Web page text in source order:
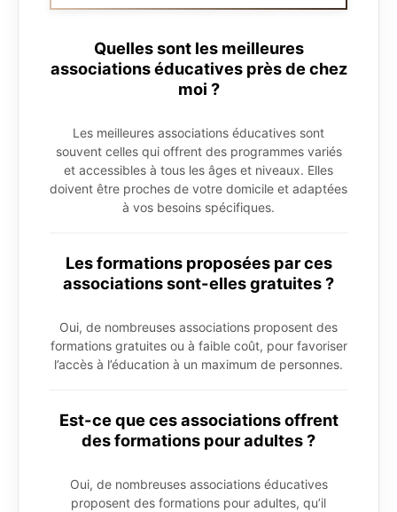
Quelles sont les meilleures
associations éducatives près de chez
moi ?
Les meilleures associations éducatives sont
souvent celles qui offrent des programmes variés
et accessibles à tous les âges et niveaux. Elles
doivent être proches de votre domicile et adaptées
à vos besoins spécifiques.
Les formations proposées par ces
associations sont-elles gratuites ?
Oui, de nombreuses associations proposent des
formations gratuites ou à faible coût, pour favoriser
l’accès à l’éducation à un maximum de personnes.
Est-ce que ces associations offrent
des formations pour adultes ?
Oui, de nombreuses associations éducatives
proposent des formations pour adultes, qu’il